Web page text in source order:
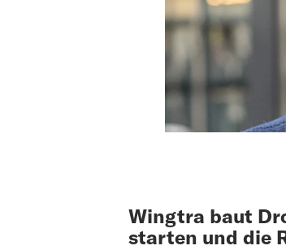
Wingtra baut
starten und die